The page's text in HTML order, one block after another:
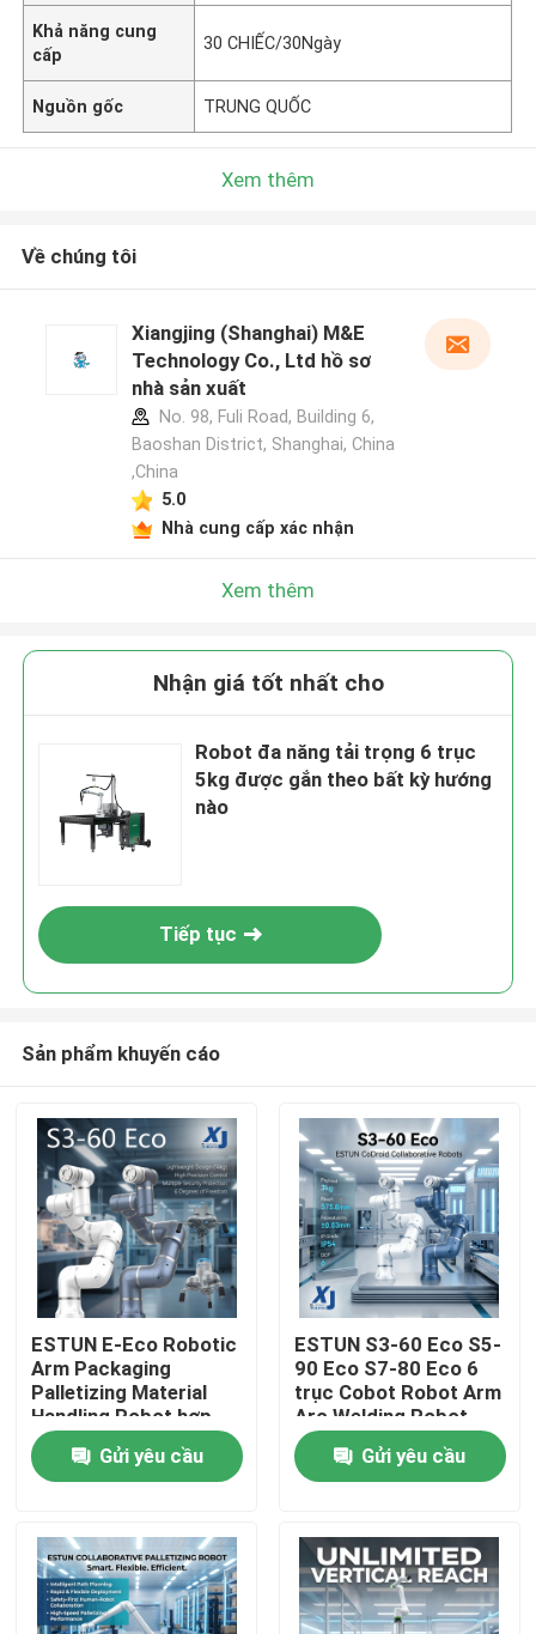
Nhà
Sản phẩm
Video
Khả năng cung
cấp
30 CHIẾC/30Ngày
Nguồn gốc TRUNG QUỐC
Xem thêm
Về chúng tôi
Xiangjing (Shanghai) M&E
Technology Co., Ltd hồ sơ
nhà sản xuất
No. 98, Fuli Road, Building 6,
Baoshan District, Shanghai, China
,China
5.0
Nhà cung cấp xác nhận
Xem thêm
Nhận giá tốt nhất cho
Robot đa năng tải trọng 6 trục
5kg được gắn theo bất kỳ hướng
nào
Tiếp tục
Sản phẩm khuyến cáo
ESTUN E-Eco Robotic
Arm Packaging
Palletizing Material
Handling Robot hợp
tác với OnRobot
GripperGửi yêu cầu
ESTUN S3-60 Eco S5-
90 Eco S7-80 Eco 6
trục Cobot Robot Arm
Arc Welding Robot
hợp tác CNGBS
Positioner hàn
Gửi yêu cầu